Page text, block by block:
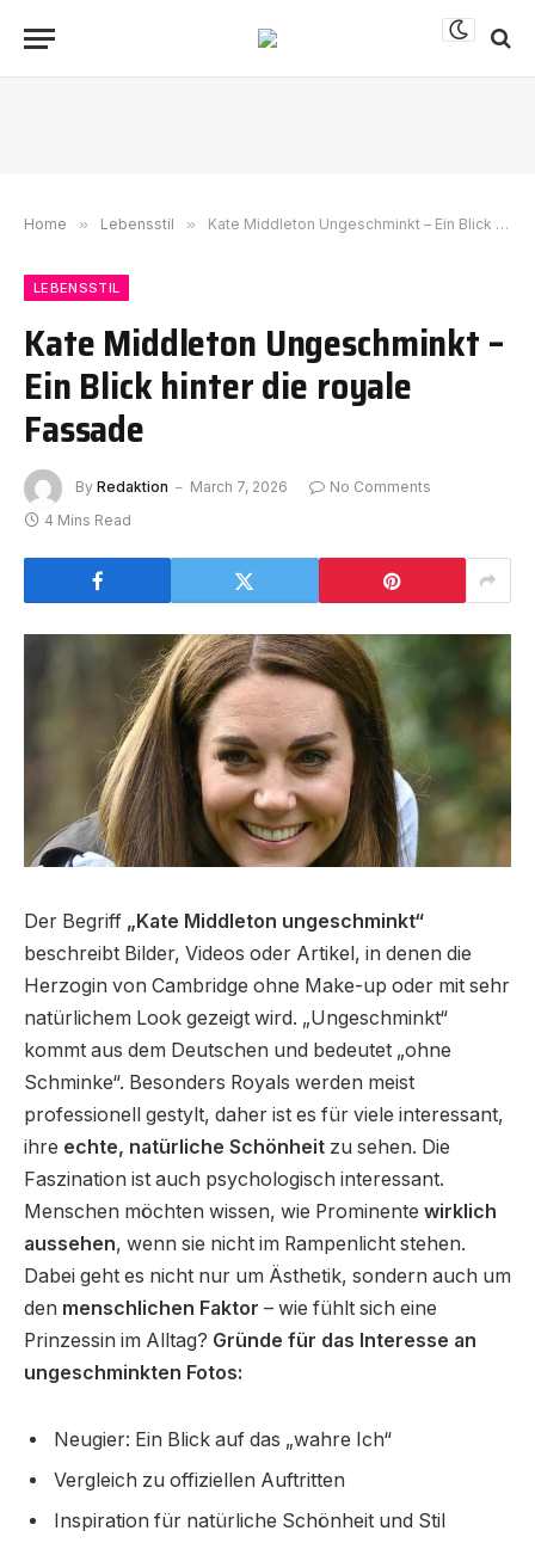
Home » Lebensstil » Kate Middleton Ungeschminkt – Ein Blick hinter die royale Fassade
LEBENSSTIL
Kate Middleton Ungeschminkt –
Ein Blick hinter die royale
Fassade
By Redaktion March 7, 2026
No Comments
4 Mins Read
Der Begriff „Kate Middleton ungeschminkt“
beschreibt Bilder, Videos oder Artikel, in denen die
Herzogin von Cambridge ohne Make-up oder mit sehr
natürlichem Look gezeigt wird. „Ungeschminkt“
kommt aus dem Deutschen und bedeutet „ohne
Schminke“. Besonders Royals werden meist
professionell gestylt, daher ist es für viele interessant,
ihre echte, natürliche Schönheit zu sehen. Die
Faszination ist auch psychologisch interessant.
Menschen möchten wissen, wie Prominente wirklich
aussehen, wenn sie nicht im Rampenlicht stehen.
Dabei geht es nicht nur um Ästhetik, sondern auch um
den menschlichen Faktor – wie fühlt sich eine
Prinzessin im Alltag? Gründe für das Interesse an
ungeschminkten Fotos:
Neugier: Ein Blick auf das „wahre Ich“
Vergleich zu offiziellen Auftritten
Inspiration für natürliche Schönheit und Stil